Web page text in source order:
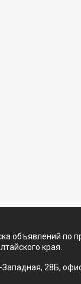
объявлений по
края.
28Б,